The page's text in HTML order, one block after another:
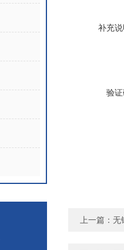
补充说
验证
上一篇： 无